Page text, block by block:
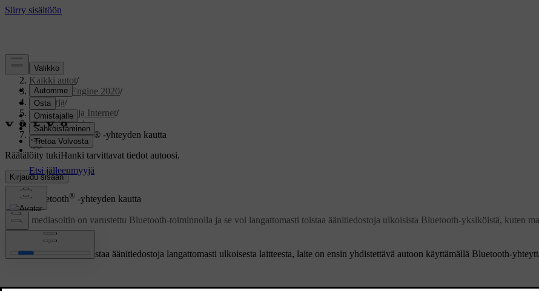
Tuki/
Kaikki autot/
V60 Twin Engine 2020/
Ohjekirja/
Ääni, media ja Internet/
Mediasoitin/
Media Bluetooth® -yhteyden kautta
Räätälöity tukiHanki tarvittavat tiedot autoosi.
Kirjaudu sisään
Päivitetty 29.10.2020
Media Bluetooth® -yhteyden kautta
Auton mediasoitin on varustettu Bluetooth-toiminnolla ja se voi langattomasti toistaa äänitiedostoja ulkoisista Bluetooth-yksiköistä, kuten
Jotta mediasoitin voi toistaa äänitiedostoja langattomasti ulkoisesta laitteesta, laite on ensin yhdistettävä autoon käyttämällä Bluetooth-